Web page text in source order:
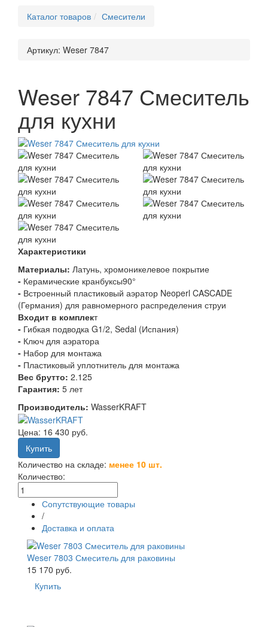
Каталог товаров
Смесители
Артикул: Weser 7847
Weser 7847 Смеситель
для кухни
Характеристики
Материалы: Латунь, хромоникелевое покрытие
- Керамические кранбуксы90°
- Встроенный пластиковый аэратор Neoperl CASCADE
(Германия) для равномерного распределения струи
Входит в комплект
- Гибкая подводка G1/2, Sedal (Испания)
- Ключ для аэратора
- Набор для монтажа
- Пластиковый уплотнитель для монтажа
Вес брутто: 2.125
Гарантия: 5 лет
Производитель: WasserKRAFT
Цена: 16 430 руб.
Количество на складе: менее 10 шт.
Количество:
Сопутствующие товары
/
Доставка и оплата
Weser 7803 Смеситель для раковины
15 170 руб.
Купить